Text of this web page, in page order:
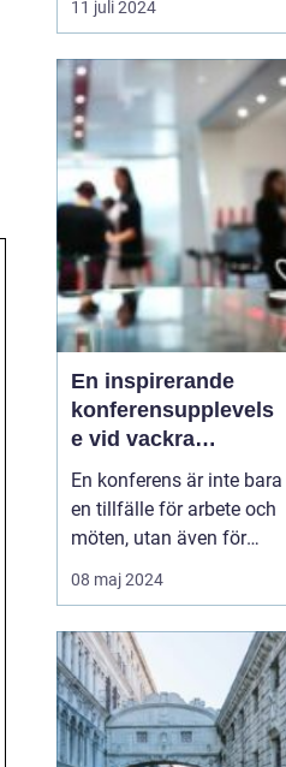
chans att återupptäcka
skönhet.
Smålandstorpet står
som ett skinande
exempel på hur per...
11 juli 2024
En inspirerande
konferensupplevels
e vid vackra
Tylösand
En konferens är inte bara
en tillfälle för arbete och
möten, utan även för
avkoppling,
teambuilding, och nya
västkust, där havets brus
och den mjuka sandens
skönhet lockar, l...
08 maj 2024